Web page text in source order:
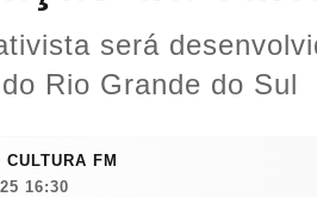
será
Rio Grande do Sul
CULTURA FM
16:30